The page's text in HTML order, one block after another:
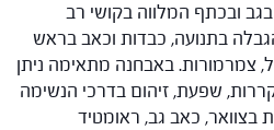
ובכתף המלווה בקושי רב
בתנועה, כבדות וכאב בראש
צמרמורות. באבחנה מתאימה ניתן
שפעת, זיהום בדרכי הנשימה
בצוואר, כאב גב, ראומטיד